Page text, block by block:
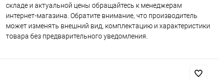
складе и актуальной цены обращайтесь к менеджерам
интернет-магазина. Обратите внимание, что производитель
может изменять внешний вид, комплектацию и характеристики
товара без предварительного уведомления.